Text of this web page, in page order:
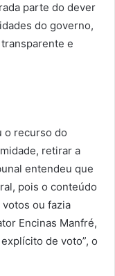
parte do dever
do governo,
e
o recurso do
retirar a
entendeu que
pois o conteúdo
ou fazia
Encinas Manfré,
de voto”, o